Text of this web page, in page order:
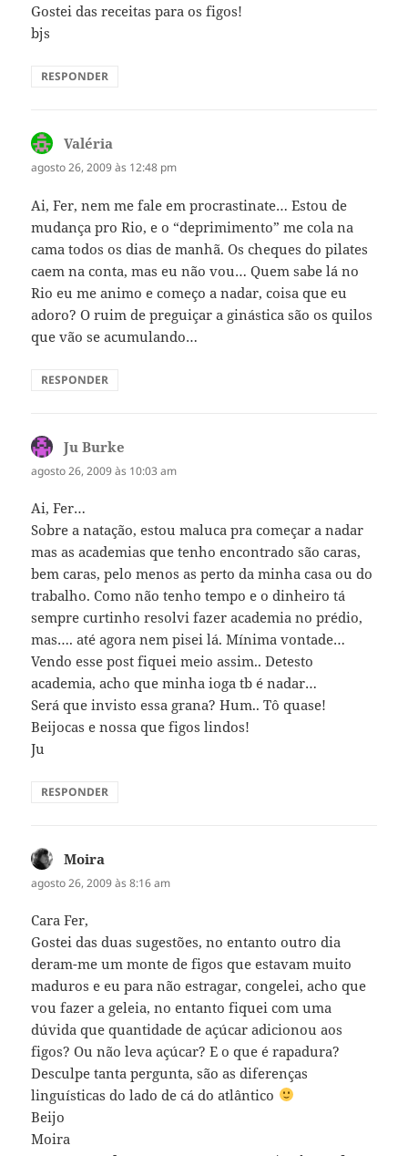
Gostei das receitas para os figos!
bjs
RESPONDER
Valéria
agosto 26, 2009 às 12:48 pm
Ai, Fer, nem me fale em procrastinate… Estou de
mudança pro Rio, e o “deprimimento” me cola na
cama todos os dias de manhã. Os cheques do pilates
caem na conta, mas eu não vou… Quem sabe lá no
Rio eu me animo e começo a nadar, coisa que eu
adoro? O ruim de preguiçar a ginástica são os quilos
que vão se acumulando…
RESPONDER
Ju Burke
agosto 26, 2009 às 10:03 am
Ai, Fer…
Sobre a natação, estou maluca pra começar a nadar
mas as academias que tenho encontrado são caras,
bem caras, pelo menos as perto da minha casa ou do
trabalho. Como não tenho tempo e o dinheiro tá
sempre curtinho resolvi fazer academia no prédio,
mas…. até agora nem pisei lá. Mínima vontade…
Vendo esse post fiquei meio assim.. Detesto
academia, acho que minha ioga tb é nadar…
Será que invisto essa grana? Hum.. Tô quase!
Beijocas e nossa que figos lindos!
Ju
RESPONDER
Moira
agosto 26, 2009 às 8:16 am
Cara Fer,
Gostei das duas sugestões, no entanto outro dia
deram-me um monte de figos que estavam muito
maduros e eu para não estragar, congelei, acho que
vou fazer a geleia, no entanto fiquei com uma
dúvida que quantidade de açúcar adicionou aos
figos? Ou não leva açúcar? E o que é rapadura?
Desculpe tanta pergunta, são as diferenças
linguísticas do lado de cá do atlântico
Beijo
Moira